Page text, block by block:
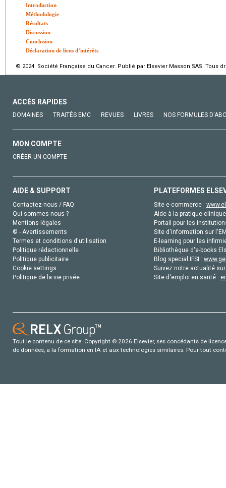
Introduction
Méthodologie
Résultats
Discussion
Conclusion
Déclaration de liens d’intérêts
© 2024 Société Française du Cancer. Publié par Elsevier Masson SAS. Tous
ACCÈS RAPIDES
DOMAINES TRAITÉS EMC REVUES LIVRES NOS FORMULES
MON COMPTE
CRÉER UN COMPTE
AIDE & SUPPORT
Contactez-nous / FAQ
Qui sommes-nous ?
Mentions légales
© - Avertissements
Termes et conditions d'utilisation
Politique rédactionnelle
Politique publicitaire
Cookie settings
Politique de la vie privée
PLATEFORMES
Site e-commerce :
Aide à la pratique
Portail pour les
Site d'information sur
E-learning pour les
Bibliothèque d'e-books
Blog special IFSI :
Suivez notre actualité
Site d'emploi en santé :
Tout le contenu de ce site: Copyright © 2026 Elsevier, ses concédants de
de données, a la formation en IA et aux technologies similaires. Pour tout